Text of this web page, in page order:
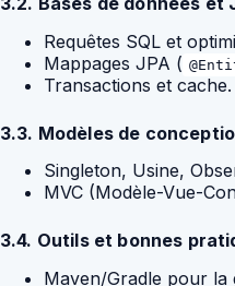
Requêtes SQL et
Mappages JPA (
Transactions et cache.
3.3. Modèles de
Singleton, Usine,
MVC (Modèle-Vue-
3.4. Outils et bonnes
Maven/Gradle pour la